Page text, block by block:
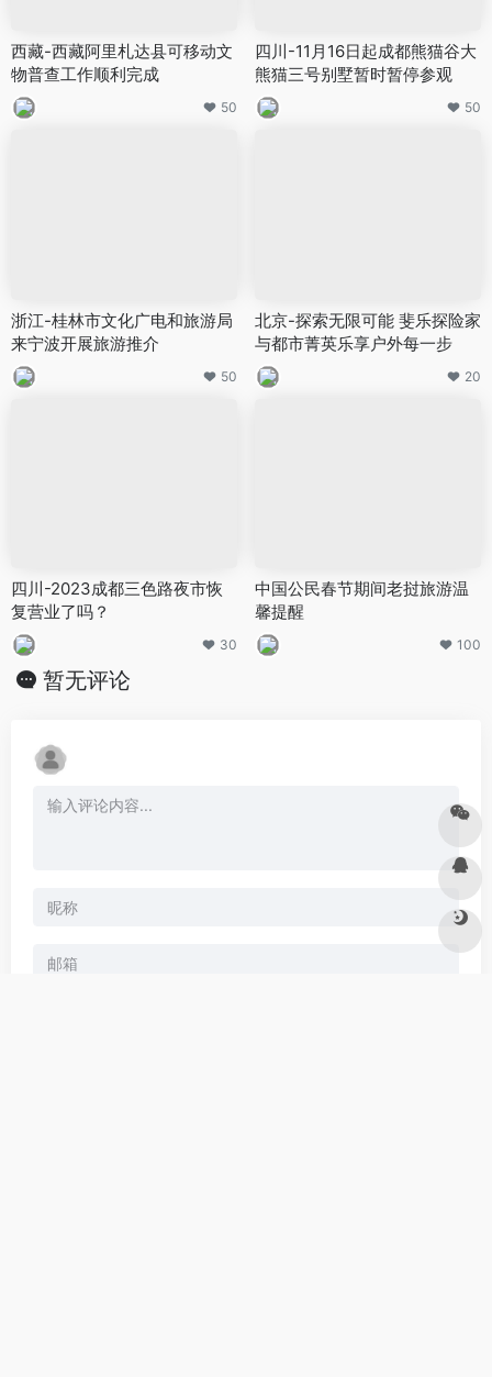
西藏-西藏阿里札达县可移动文
物普查工作顺利完成
50
四川-11月16日起成都熊猫谷大
熊猫三号别墅暂时暂停参观
50
浙江-桂林市文化广电和旅游局
来宁波开展旅游推介
50
北京-探索无限可能 斐乐探险家
与都市菁英乐享户外每一步
20
四川-2023成都三色路夜市恢
复营业了吗？
30
中国公民春节期间老挝旅游温
馨提醒
100
暂无评论